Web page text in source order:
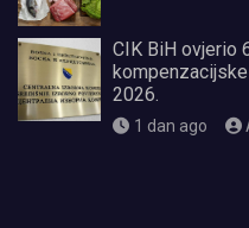
CIK BiH ovjerio
2026.
1 dan ago